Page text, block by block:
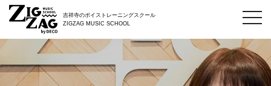
吉祥寺のボイストレーニングスクール
ZIGZAG MUSIC SCHOOL